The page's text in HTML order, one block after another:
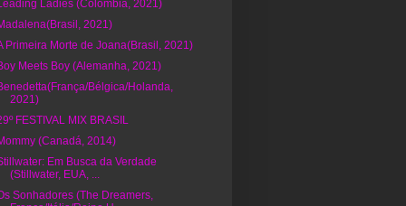
Ladies (Colômbia, 2021)
2021)
Primeira Morte de Joana(Brasil, 2021)
Meets Boy (Alemanha, 2021)
Bélgica/Holanda,
2021)
FESTIVAL MIX BRASIL
(Canadá, 2014)
Em Busca da Verdade
(Stillwater, EUA, ...
Sonhadores (The Dreamers,